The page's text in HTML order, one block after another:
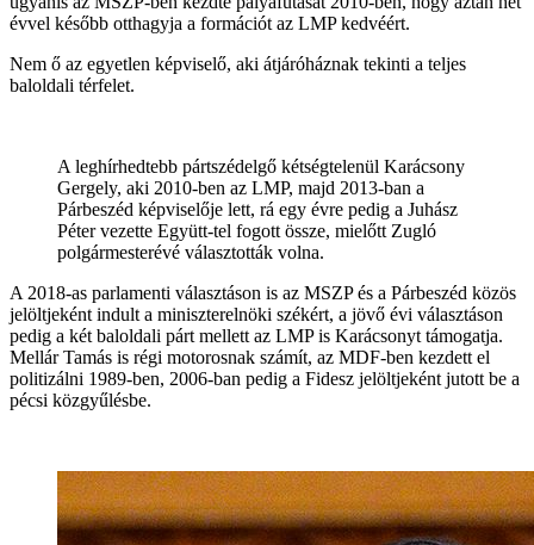
évvel később otthagyja a formációt az LMP kedvéért.
Nem ő az egyetlen képviselő, aki átjáróháznak tekinti a teljes
baloldali térfelet.
A leghírhedtebb pártszédelgő kétségtelenül Karácsony
Gergely, aki 2010-ben az LMP, majd 2013-ban a
Párbeszéd képviselője lett, rá egy évre pedig a Juhász
Péter vezette Együtt-tel fogott össze, mielőtt Zugló
polgármesterévé választották volna.
A 2018-as parlamenti választáson is az MSZP és a Párbeszéd közös
jelöltjeként indult a miniszterelnöki székért, a jövő évi választáson
pedig a két baloldali párt mellett az LMP is Karácsonyt támogatja.
Mellár Tamás is régi motorosnak számít, az MDF-ben kezdett el
politizálni 1989-ben, 2006-ban pedig a Fidesz jelöltjeként jutott be a
pécsi közgyűlésbe.